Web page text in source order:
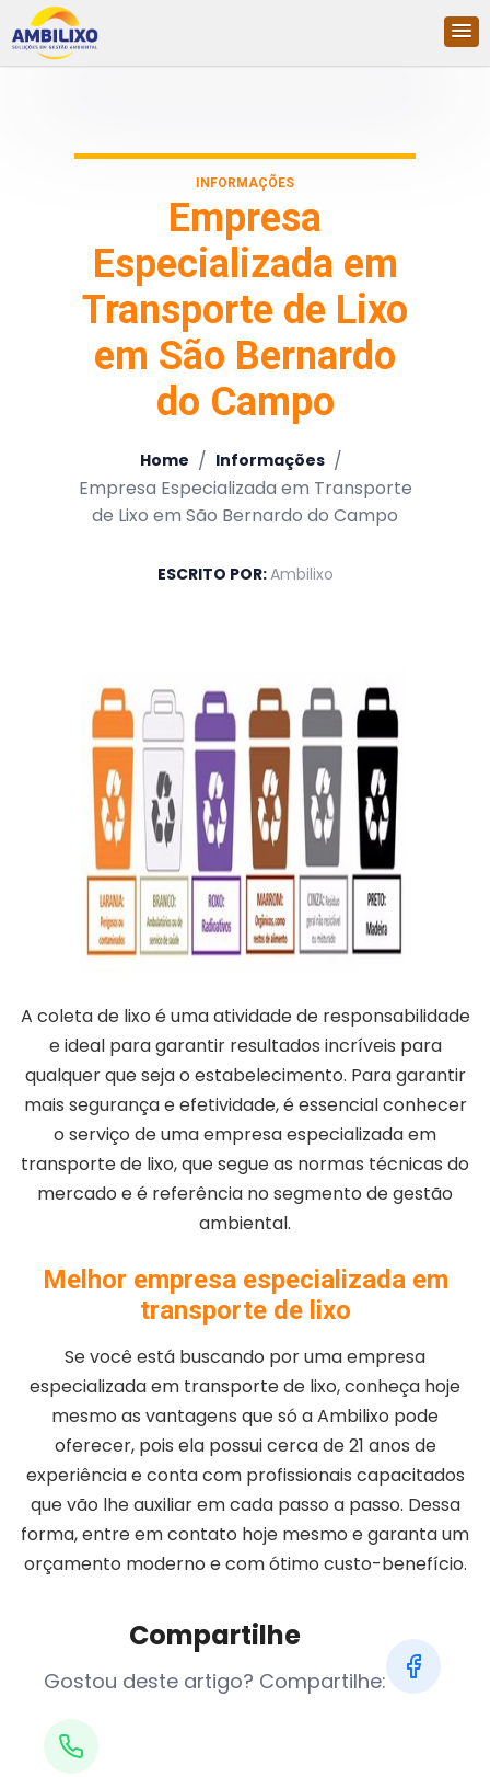
INFORMAÇÕES
Empresa
Especializada em
Transporte de Lixo
em São Bernardo
do Campo
Home / Informações /
Empresa Especializada em Transporte
de Lixo em São Bernardo do Campo
ESCRITO POR:Ambilixo
A coleta de lixo é uma atividade de responsabilidade
e ideal para garantir resultados incríveis para
qualquer que seja o estabelecimento. Para garantir
mais segurança e efetividade, é essencial conhecer
o serviço de uma empresa especializada em
transporte de lixo, que segue as normas técnicas do
mercado e é referência no segmento de gestão
ambiental.
Melhor empresa especializada em
transporte de lixo
Se você está buscando por uma empresa
especializada em transporte de lixo, conheça hoje
mesmo as vantagens que só a Ambilixo pode
oferecer, pois ela possui cerca de 21 anos de
experiência e conta com profissionais capacitados
que vão lhe auxiliar em cada passo a passo. Dessa
forma, entre em contato hoje mesmo e garanta um
orçamento moderno e com ótimo custo-benefício.
Compartilhe
Gostou deste artigo? Compartilhe: